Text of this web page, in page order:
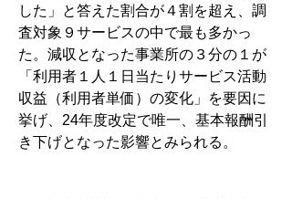
した」と答えた割合が４割を超え、調
査対象９サービスの中で最も多かっ
た。減収となった事業所の３分の１が
「利用者１人１日当たりサービス活動
収益（利用者単価）の変化」を要因に
挙げ、24年度改定で唯一、基本報酬引
き下げとなった影響とみられる。